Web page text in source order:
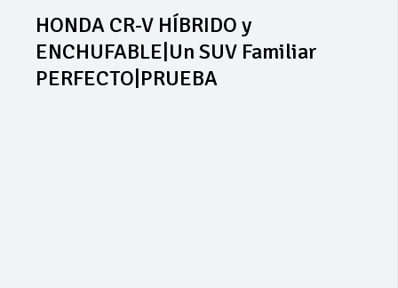
HONDA CR-V HÍBRIDO y
ENCHUFABLE|Un SUV Familiar
PERFECTO|PRUEBA